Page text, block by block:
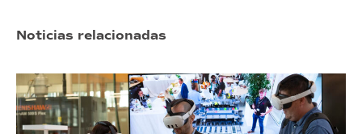
Noticias relacionadas